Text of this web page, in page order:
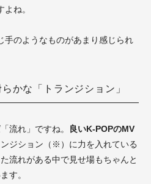
ね。
手のようなものがあまり感じられ
かな「トランジション」
流れ」ですね。
良いK-POPのMV
ジション（※）に力を入れている
流れがある中で見せ場もちゃんと
す。